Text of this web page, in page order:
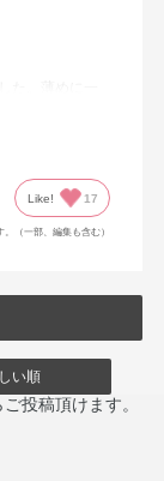
感でした。他
Like! 17
（一部、編集も含む）
い順
投稿頂けます。